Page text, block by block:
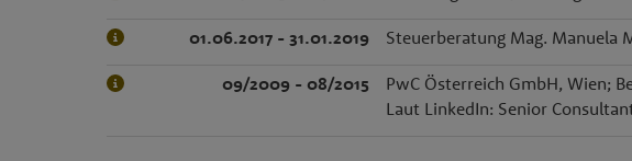
01.06.2017 - 31.01.2019 Steuerberatung Mag. Manuela
09/2009 - 08/2015
PwC Österreich GmbH, Wien;
Laut LinkedIn: Senior